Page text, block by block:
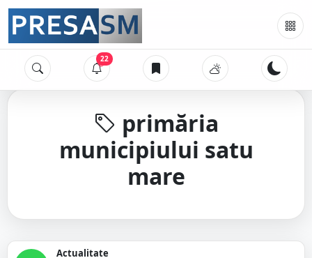
22
primăria
municipiului satu
mare
Actualitate